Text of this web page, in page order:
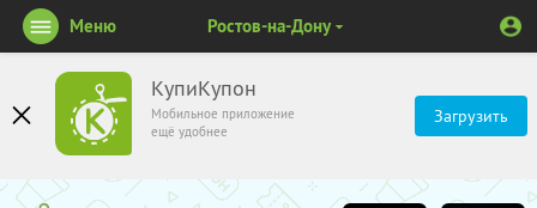
КупиКупон
Мобильное приложение
ещё удобнее
Загрузить
Меню Ростов-на-Дону